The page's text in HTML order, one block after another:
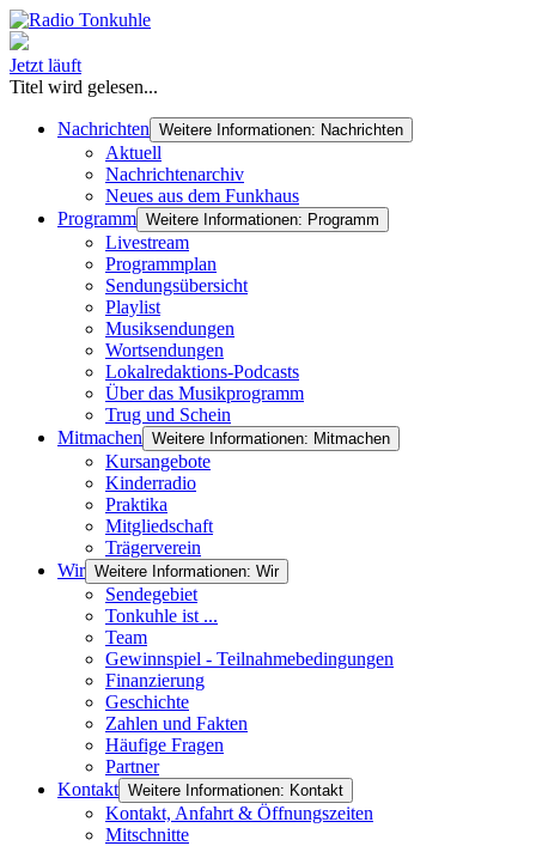
Jetzt läuft
Titel wird gelesen...
Nachrichten Weitere Informationen: Nachrichten
Aktuell
Nachrichtenarchiv
Neues aus dem Funkhaus
Programm Weitere Informationen: Programm
Livestream
Programmplan
Sendungsübersicht
Playlist
Musiksendungen
Wortsendungen
Lokalredaktions-Podcasts
Über das Musikprogramm
Trug und Schein
Mitmachen Weitere Informationen: Mitmachen
Kursangebote
Kinderradio
Praktika
Mitgliedschaft
Trägerverein
Wir Weitere Informationen: Wir
Sendegebiet
Tonkuhle ist ...
Team
Gewinnspiel - Teilnahmebedingungen
Finanzierung
Geschichte
Zahlen und Fakten
Häufige Fragen
Partner
Kontakt Weitere Informationen: Kontakt
Kontakt, Anfahrt & Öffnungszeiten
Mitschnitte